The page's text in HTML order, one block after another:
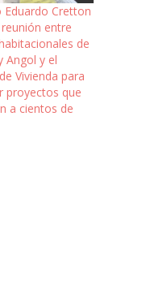
Eduardo Cretton
entre
de
Angol y el
Vivienda para
proyectos que
a cientos de